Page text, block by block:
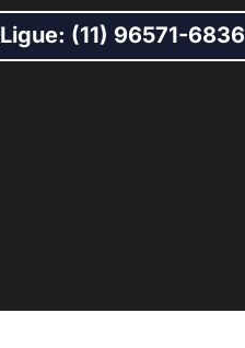
Ligue: (11) 96571-6836